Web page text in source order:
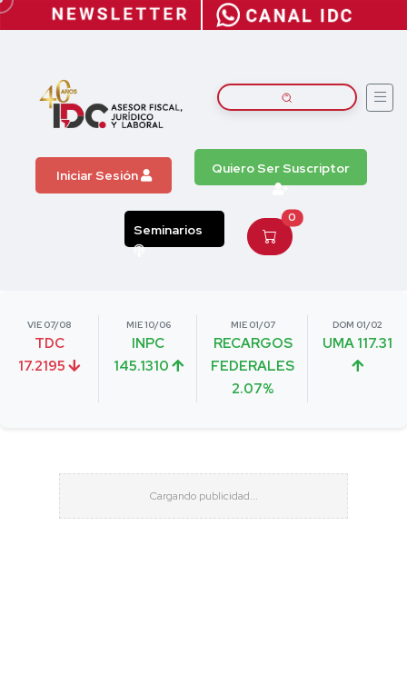
Iniciar Sesión Quiero Ser Suscriptor
Seminarios
0
VIE 07/08
TDC
17.2195
MIE 10/06
INPC
145.1310
MIE 01/07
RECARGOS
FEDERALES
2.07%
DOM 01/02
UMA 117.31